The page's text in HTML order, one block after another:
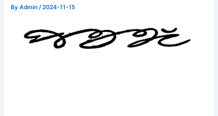
ByAdmin/2024-11-15